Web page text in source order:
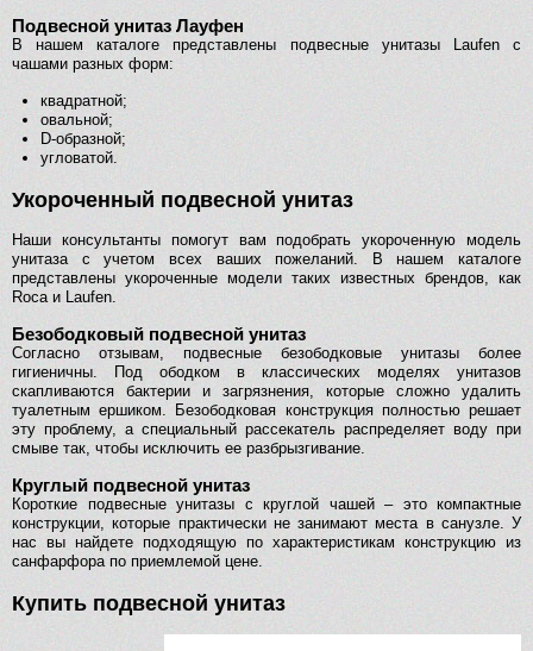
Подвесной унитаз Лауфен
В нашем каталоге представлены подвесные унитазы Laufen с
чашами разных форм:
квадратной;
овальной;
D-образной;
угловатой.
Укороченный подвесной унитаз
Наши консультанты помогут вам подобрать укороченную модель
унитаза с учетом всех ваших пожеланий. В нашем каталоге
представлены укороченные модели таких известных брендов, как
Roca и Laufen.
Безободковый подвесной унитаз
Согласно отзывам, подвесные безободковые унитазы более
гигиеничны. Под ободком в классических моделях унитазов
скапливаются бактерии и загрязнения, которые сложно удалить
туалетным ершиком. Безободковая конструкция полностью решает
эту проблему, а специальный рассекатель распределяет воду при
смыве так, чтобы исключить ее разбрызгивание.
Круглый подвесной унитаз
Короткие подвесные унитазы с круглой чашей – это компактные
конструкции, которые практически не занимают места в санузле. У
нас вы найдете подходящую по характеристикам конструкцию из
санфарфора по приемлемой цене.
Купить подвесной унитаз